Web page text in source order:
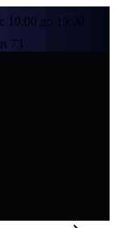
с 10:00 до 19:00
73